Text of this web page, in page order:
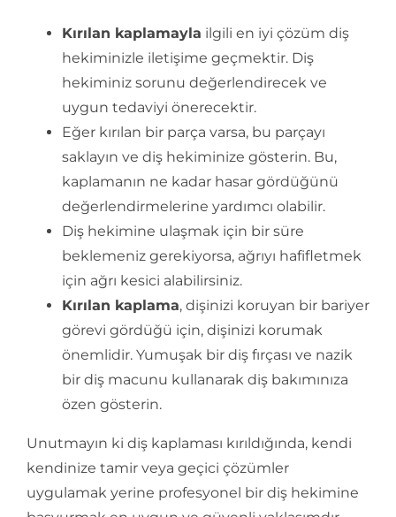
Kırılan kaplamayla ilgili en iyi çözüm diş
hekiminizle iletişime geçmektir. Diş
hekiminiz sorunu değerlendirecek ve
uygun tedaviyi önerecektir.
Eğer kırılan bir parça varsa, bu parçayı
saklayın ve diş hekiminize gösterin. Bu,
kaplamanın ne kadar hasar gördüğünü
değerlendirmelerine yardımcı olabilir.
Diş hekimine ulaşmak için bir süre
beklemeniz gerekiyorsa, ağrıyı hafifletmek
için ağrı kesici alabilirsiniz.
Kırılan kaplama, dişinizi koruyan bir bariyer
görevi gördüğü için, dişinizi korumak
önemlidir. Yumuşak bir diş fırçası ve nazik
bir diş macunu kullanarak diş bakımınıza
özen gösterin.
Unutmayın ki diş kaplaması kırıldığında, kendi
kendinize tamir veya geçici çözümler
uygulamak yerine profesyonel bir diş hekimine